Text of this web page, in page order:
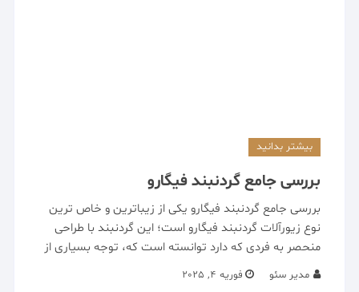
بیشتر بدانید
بررسی جامع گردنبند فیگارو
بررسی جامع گردنبند فیگارو یکی از زیباترین و خاص ترین
نوع زیورآلات گردنبند فیگارو است؛ این گردنبند با طراحی
منحصر به فردی که دارد توانسته است که، توجه بسیاری از
مدیر سئو فوریه 4, 2025